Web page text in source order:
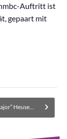
hmbc-Auftritt ist
gepaart mit
Heuser Band